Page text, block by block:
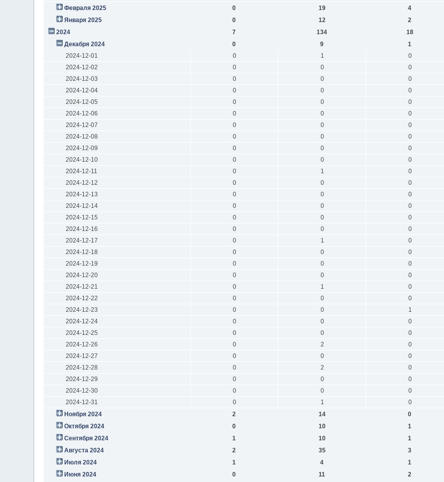
Февраля 2025
0 19 4
Января 2025
0 12 2
2024
7 134 18
Декабря 2024
0 9 1
2024-12-01
0 1 0
2024-12-02
0 0 0
2024-12-03
0 0 0
2024-12-04
0 0 0
2024-12-05
0 0 0
2024-12-06
0 0 0
2024-12-07
0 0 0
2024-12-08
0 0 0
2024-12-09
0 0 0
2024-12-10
0 0 0
2024-12-11
0 1 0
2024-12-12
0 0 0
2024-12-13
0 0 0
2024-12-14
0 0 0
2024-12-15
0 0 0
2024-12-16
0 0 0
2024-12-17
0 1 0
2024-12-18
0 0 0
2024-12-19
0 0 0
2024-12-20
0 0 0
2024-12-21
0 1 0
2024-12-22
0 0 0
2024-12-23
0 0 1
2024-12-24
0 0 0
2024-12-25
0 0 0
2024-12-26
0 2 0
2024-12-27
0 0 0
2024-12-28
0 2 0
2024-12-29
0 0 0
2024-12-30
0 0 0
2024-12-31
0 1 0
Ноября 2024
2 14 0
Октября 2024
0 10 1
Сентября 2024
1 10 1
Августа 2024
2 35 3
Июля 2024
1 4 1
Июня 2024
0 11 2